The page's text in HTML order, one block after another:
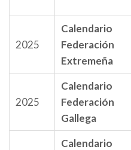
2025
Calendario
Federación
Extremeña
2025
Calendario
Federación
Gallega
Calendario